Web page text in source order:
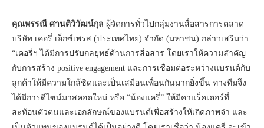
คุณพรรณี ศานติวิวัฒน์กุล ผู้จัดการทั่วไปกลุ่มงานสื่อสารการตลาด
บริษัท เคอรี่ เอ็กซ์เพรส (ประเทศไทย) จำกัด (มหาชน) กล่าวเสริมว่า
“เคอรี่ฯ ได้มีการปรับกลยุทธ์ด้านการสื่อสาร โดยเราให้ความสำคัญ
กับการสร้าง positive engagement และการเชื่อมต่อระหว่างแบรนด์กับ
ลูกค้าให้มีความใกล้ชิดและเป็นเสมือนเพื่อนกันมากยิ่งขึ้น ทางทีมจึง
ได้มีการดีไซน์มาสคอตใหม่ หรือ “น้องแครี่” ให้มีคาแร็คเตอร์ที่
สะท้อนตัวตนและเอกลักษณ์ของแบรนด์เพื่อสร้างให้เกิดภาพจำ และ